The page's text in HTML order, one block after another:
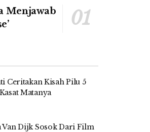
Menjawab
Ceritakan Kisah Pilu 5
Matanya
Van Dijk Sosok Dari Film